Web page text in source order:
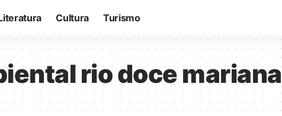
Cultura Turismo
rio doce mariana